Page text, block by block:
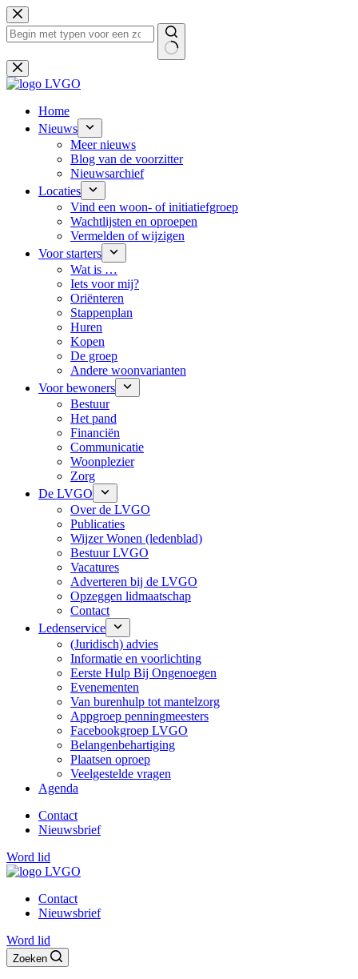
Ga
naar
de
Geen
resultaten
Home
Nieuws
Meer nieuws
Blog van de voorzitter
Nieuwsarchief
Locaties
Vind een woon- of initiatiefgroep
Wachtlijsten en oproepen
Vermelden of wijzigen
Voor starters
Wat is …
Iets voor mij?
Oriënteren
Stappenplan
Huren
Kopen
De groep
Andere woonvarianten
Voor bewoners
Bestuur
Het pand
Financiën
Communicatie
Woonplezier
Zorg
De LVGO
Over de LVGO
Publicaties
Wijzer Wonen (ledenblad)
Bestuur LVGO
Vacatures
Adverteren bij de LVGO
Opzeggen lidmaatschap
Contact
Ledenservice
(Juridisch) advies
Informatie en voorlichting
Eerste Hulp Bij Ongenoegen
Evenementen
Van burenhulp tot mantelzorg
Appgroep penningmeesters
Facebookgroep LVGO
Belangenbehartiging
Plaatsen oproep
Veelgestelde vragen
Agenda
Contact
Nieuwsbrief
Word lid
Contact
Nieuwsbrief
Word lid
Zoeken